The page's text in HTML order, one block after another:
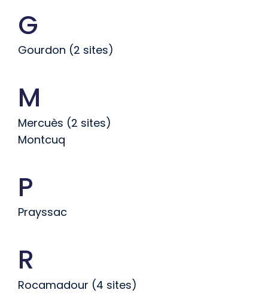
G
Gourdon (2 sites)
M
Mercuès (2 sites)
Montcuq
P
Prayssac
R
Rocamadour (4 sites)